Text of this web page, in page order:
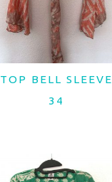
LER MAIS
TOP BELL SLEEVE
34